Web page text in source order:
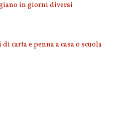
in giorni diversi
carta e penna a casa o scuola